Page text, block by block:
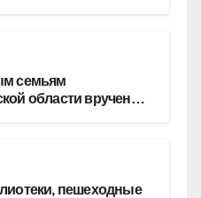
семьям
области вручены
пешеходные